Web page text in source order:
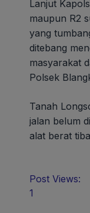
Lanjut
maupun R2
yang
ditebang
masyarakat
Polsek
Tanah
jalan belum
alat berat
Post Views:
1